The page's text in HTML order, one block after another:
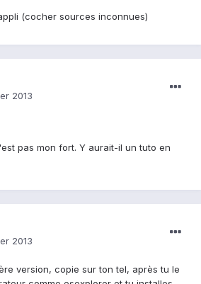
(cocher sources inconnues)
2013
pas mon fort. Y aurait-il un tuto en
2013
version, copie sur ton tel, après tu le